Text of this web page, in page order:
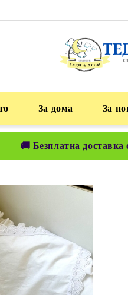
За дома За
🚚 Безплатна